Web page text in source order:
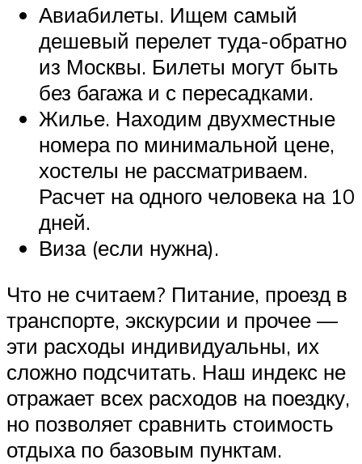
Авиабилеты. Ищем самый
дешевый перелет туда-обратно
из Москвы. Билеты могут быть
без багажа и с пересадками.
Жилье. Находим двухместные
номера по минимальной цене,
хостелы не рассматриваем.
Расчет на одного человека на 10
дней.
Виза (если нужна).
Что не считаем? Питание, проезд в
транспорте, экскурсии и прочее —
эти расходы индивидуальны, их
сложно подсчитать. Наш индекс не
отражает всех расходов на поездку,
но позволяет сравнить стоимость
отдыха по базовым пунктам.